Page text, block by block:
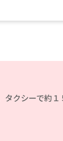
タクシーで約１